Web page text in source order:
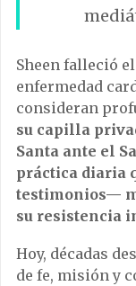
Sheen falleció
enfermedad
consideran
su capilla
Santa ante el
práctica diaria
testimonios—
su resistencia
Hoy, décadas
de fe, misión y